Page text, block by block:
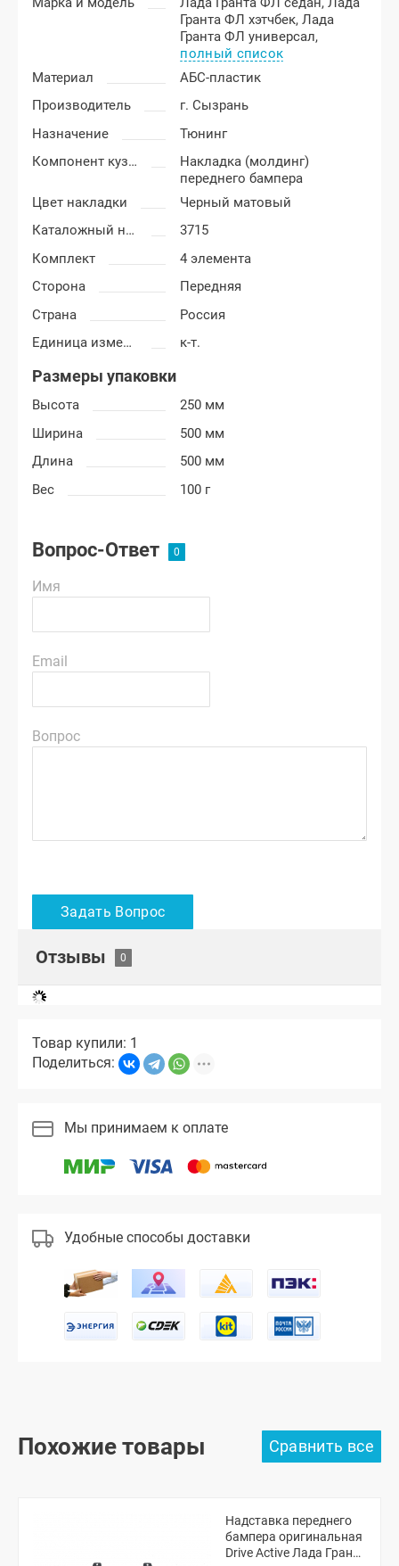
Гранта ФЛ хэтчбек,Лада
Гранта ФЛ универсал,
полный список
Материал
АБС-пластик
Производитель
г. Сызрань
Назначение
Тюнинг
Компонент кузова
Накладка (молдинг)
переднего бампера
Цвет накладки
Черный матовый
Каталожный номер
3715
Комплект
4 элемента
Сторона
Передняя
Страна
Россия
Единица измерения
к-т.
Размеры упаковки
Высота
250 мм
Ширина
500 мм
Длина
500 мм
Вес
100 г
Вопрос-Ответ
Имя
Email
Вопрос
Отзывы
Товар купили: 1
Поделиться:
Мы принимаем к оплате
Удобные способы доставки
Похожие товары
Надставка переднего
бампера оригинальная
Drive Active Лада Гранта